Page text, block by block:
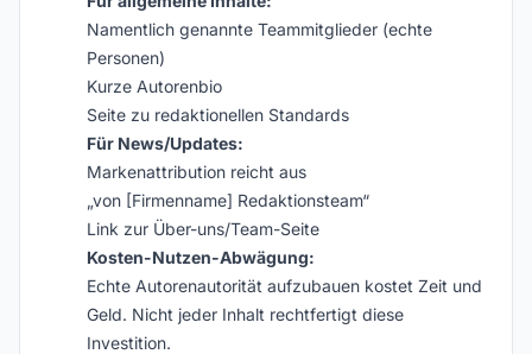
Namentlich genannte Teammitglieder (echte
Personen)
Kurze Autorenbio
Seite zu redaktionellen Standards
Für News/Updates:
Markenattribution reicht aus
„von [Firmenname] Redaktionsteam“
Link zur Über-uns/Team-Seite
Kosten-Nutzen-Abwägung:
Echte Autorenautorität aufzubauen kostet Zeit und
Geld. Nicht jeder Inhalt rechtfertigt diese
Investition.